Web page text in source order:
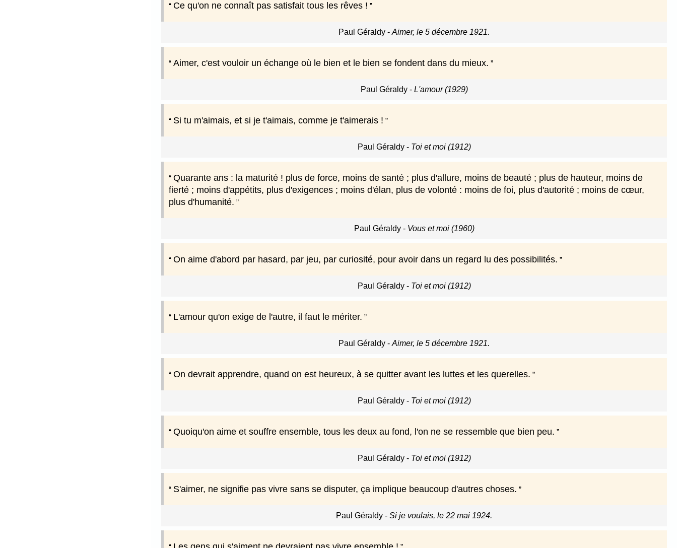
Ce qu'on ne connaît pas satisfait tous les rêves !
Paul Géraldy - Aimer, le 5 décembre 1921.
Aimer, c'est vouloir un échange où le bien et le bien se fondent dans du mieux.
Paul Géraldy- L'amour (1929)
Si tu m'aimais, et si je t'aimais, comme je t'aimerais !
Paul Géraldy- Toi et moi (1912)
Quarante ans : la maturité ! plus de force, moins de santé ; plus d'allure, moins de beauté ; plus de hauteur, moins de
fierté ; moins d'appétits, plus d'exigences ; moins d'élan, plus de volonté : moins de foi, plus d'autorité ; moins de cœur,
plus d'humanité.
Paul Géraldy- Vous et moi (1960)
On aime d'abord par hasard, par jeu, par curiosité, pour avoir dans un regard lu des possibilités.
Paul Géraldy- Toi et moi (1912)
L'amour qu'on exige de l'autre, il faut le mériter.
Paul Géraldy - Aimer, le 5 décembre 1921.
On devrait apprendre, quand on est heureux, à se quitter avant les luttes et les querelles.
Paul Géraldy- Toi et moi (1912)
Quoiqu'on aime et souffre ensemble, tous les deux au fond, l'on ne se ressemble que bien peu.
Paul Géraldy- Toi et moi (1912)
S'aimer, ne signifie pas vivre sans se disputer, ça implique beaucoup d'autres choses.
Paul Géraldy - Si je voulais, le 22 mai 1924.